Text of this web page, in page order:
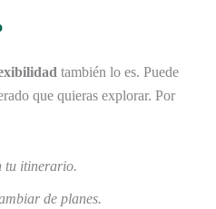
también lo es. Puede
que quieras explorar. Por
tu itinerario.
de planes.